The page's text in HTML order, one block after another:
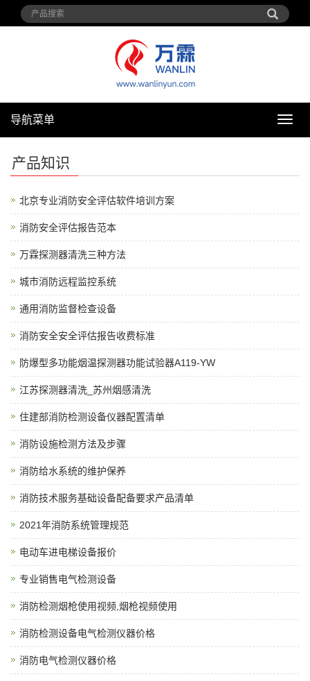
导
导航菜单
产品知识
北京专业消防安全评估软件培训方案
消防安全评估报告范本
万霖探测器清洗三种方法
城市消防远程监控系统
通用消防监督检查设备
消防安全安全评估报告收费标准
防爆型多功能烟温探测器功能试验器A119-YW
江苏探测器清洗_苏州烟感清洗
住建部消防检测设备仪器配置清单
消防设施检测方法及步骤
消防给水系统的维护保养
消防技术服务基础设备配备要求产品清单
2021年消防系统管理规范
电动车进电梯设备报价
专业销售电气检测设备
消防检测烟枪使用视频,烟枪视频使用
消防检测设备电气检测仪器价格
消防电气检测仪器价格